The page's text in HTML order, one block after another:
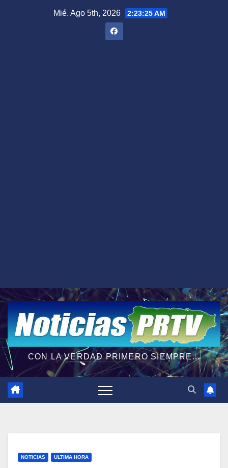
Mié. Ago 5th, 2026 2:23:26 AM
CON LA VERDAD PRIMERO SIEMPRE...
NOTICIAS ULTIMA HORA